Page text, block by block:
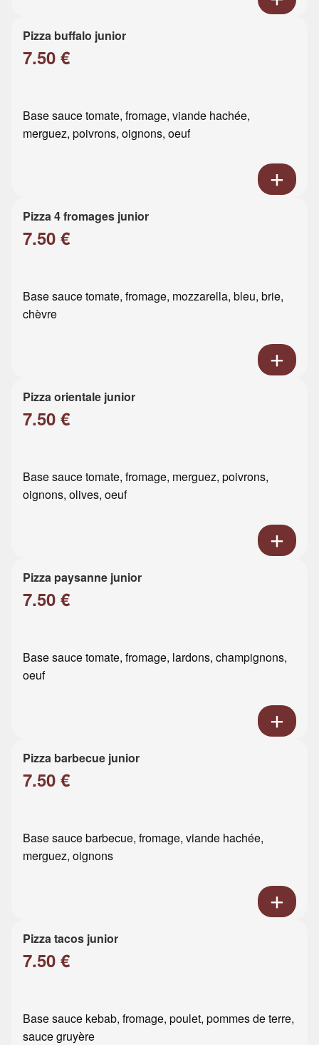
Pizza buffalo junior
7.50 €
Base sauce tomate, fromage, viande hachée,
merguez, poivrons, oignons, oeuf
Pizza 4 fromages junior
7.50 €
Base sauce tomate, fromage, mozzarella, bleu, brie,
chèvre
Pizza orientale junior
7.50 €
Base sauce tomate, fromage, merguez, poivrons,
oignons, olives, oeuf
Pizza paysanne junior
7.50 €
Base sauce tomate, fromage, lardons, champignons,
oeuf
Pizza barbecue junior
7.50 €
Base sauce barbecue, fromage, viande hachée,
merguez, oignons
Pizza tacos junior
7.50 €
Base sauce kebab, fromage, poulet, pommes de terre,
sauce gruyère